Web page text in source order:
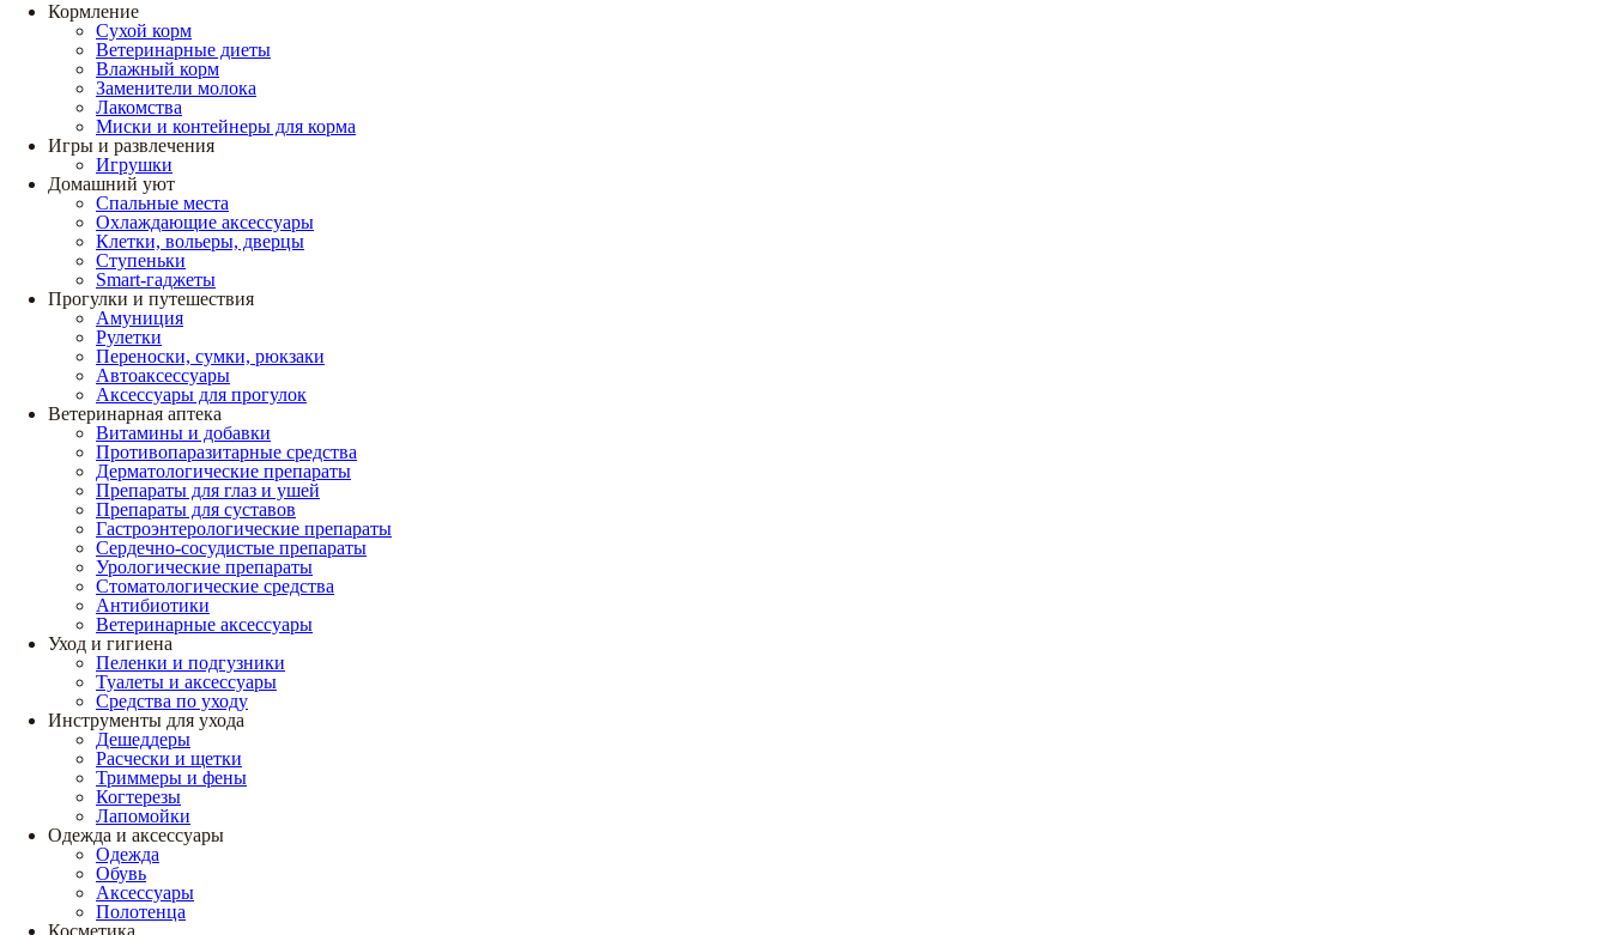
Кормление
Сухой корм
Ветеринарные диеты
Влажный корм
Заменители молока
Лакомства
Миски и контейнеры для корма
Игры и развлечения
Игрушки
Домашний уют
Спальные места
Охлаждающие аксессуары
Клетки, вольеры, дверцы
Ступеньки
Smart-гаджеты
Прогулки и путешествия
Амуниция
Рулетки
Переноски, сумки, рюкзаки
Автоаксессуары
Аксессуары для прогулок
Ветеринарная аптека
Витамины и добавки
Противопаразитарные средства
Дерматологические препараты
Препараты для глаз и ушей
Препараты для суставов
Гастроэнтерологические препараты
Сердечно-сосудистые препараты
Урологические препараты
Стоматологические средства
Антибиотики
Ветеринарные аксессуары
Уход и гигиена
Пеленки и подгузники
Туалеты и аксессуары
Средства по уходу
Инструменты для ухода
Дешеддеры
Расчески и щетки
Триммеры и фены
Когтерезы
Лапомойки
Одежда и аксессуары
Одежда
Обувь
Аксессуары
Полотенца
Косметика